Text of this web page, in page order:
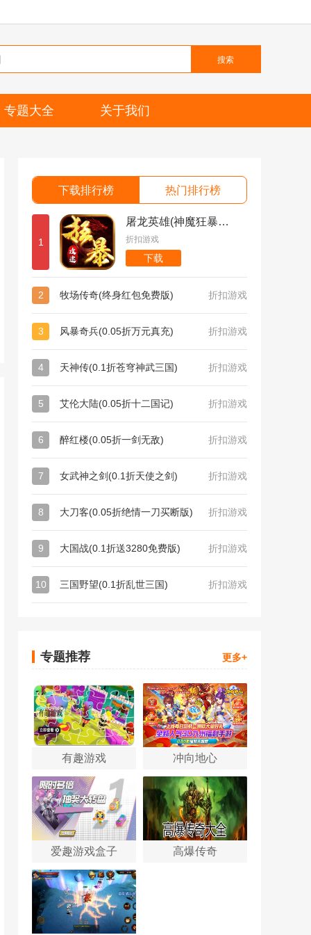
搜索
专题大全 关于我们
下载排行榜 热门排行榜
1
屠龙英雄(神魔狂暴攻速单职)
折扣游戏
下载
2 牧场传奇(终身红包免费版) 折扣游戏
3 风暴奇兵(0.05折万元真充) 折扣游戏
4 天神传(0.1折苍穹神武三国) 折扣游戏
5 艾伦大陆(0.05折十二国记) 折扣游戏
6 醉红楼(0.05折一剑无敌) 折扣游戏
7 女武神之剑(0.1折天使之剑) 折扣游戏
8 大刀客(0.05折绝情一刀买断版) 折扣游戏
9 大国战(0.1折送3280免费版) 折扣游戏
10 三国野望(0.1折乱世三国) 折扣游戏
专题推荐 更多+
有趣游戏 冲向地心
爱趣游戏盒子 高爆传奇